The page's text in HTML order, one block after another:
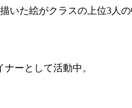
いた絵がクラスの上位3人
ーとして活動中。